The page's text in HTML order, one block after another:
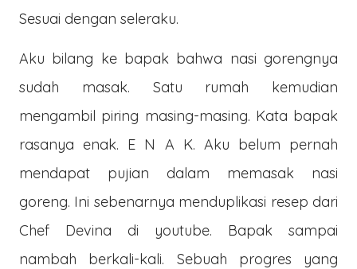
Sesuai dengan seleraku.
Aku bilang ke bapak bahwa nasi gorengnya
sudah masak. Satu rumah kemudian
mengambil piring masing-masing. Kata bapak
rasanya enak. E N A K. Aku belum pernah
mendapat pujian dalam memasak nasi
goreng. Ini sebenarnya menduplikasi resep dari
Chef Devina di youtube. Bapak sampai
nambah berkali-kali. Sebuah progres yang